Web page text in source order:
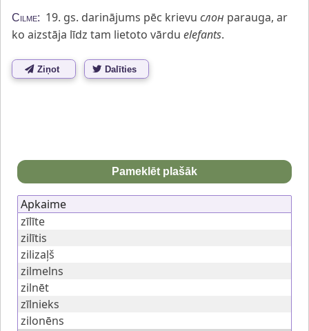
Cilme: 19. gs. darinājums pēc krievu слон parauga, ar
ko aizstāja līdz tam lietoto vārdu elefants.
Ziņot Dalīties
Pameklēt plašāk
Apkaime
zīlīte
zilītis
zilizaļš
zilmelns
zilnēt
zīlnieks
zilonēns